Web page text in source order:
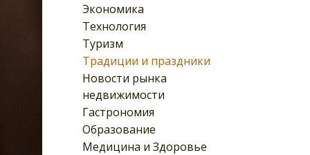
Экономика
Технология
Туризм
Традиции и праздники
Новости рынка
недвижимости
Гастрономия
Образование
Медицина и Здоровье